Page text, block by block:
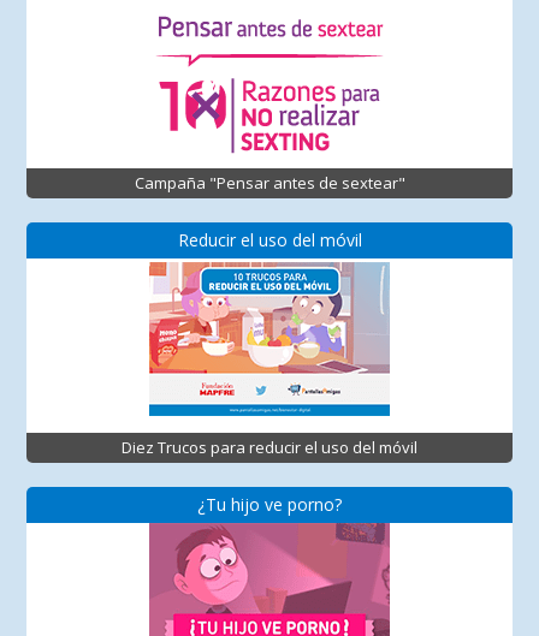
Campaña "Pensar antes de sextear"
Reducir el uso del móvil
Diez Trucos para reducir el uso del móvil
¿Tu hijo ve porno?